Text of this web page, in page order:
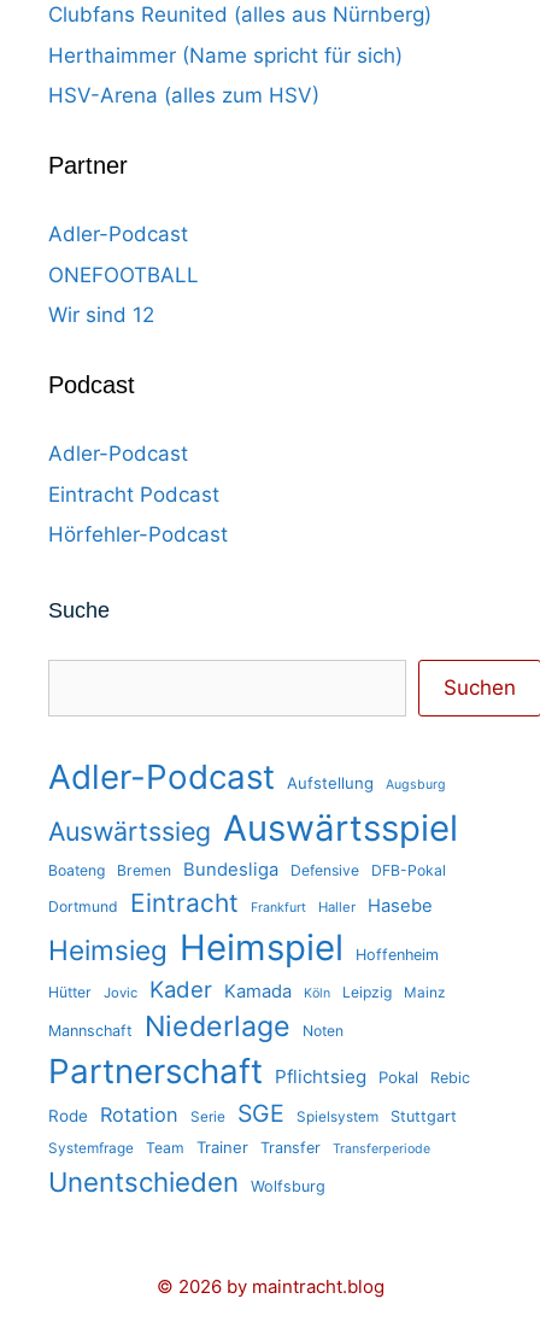
Clubfans Reunited (alles aus Nürnberg)
Herthaimmer (Name spricht für sich)
HSV-Arena (alles zum HSV)
Partner
Adler-Podcast
ONEFOOTBALL
Wir sind 12
Podcast
Adler-Podcast
Eintracht Podcast
Hörfehler-Podcast
Suche
Suchen
Adler-Podcast Aufstellung Augsburg
Auswärtssieg Auswärtsspiel
Boateng Bremen Bundesliga Defensive
DFB-Pokal
Dortmund
Eintracht Frankfurt Haller Hasebe
Heimsieg Heimspiel Hoffenheim
Hütter Jovic Kader Kamada Köln Leipzig Mainz
Mannschaft Niederlage Noten
Partnerschaft Pflichtsieg Pokal Rebic
Rode Rotation Serie SGE Spielsystem Stuttgart
Systemfrage Team Trainer Transfer Transferperiode
Unentschieden Wolfsburg
© 2026 by maintracht.blog